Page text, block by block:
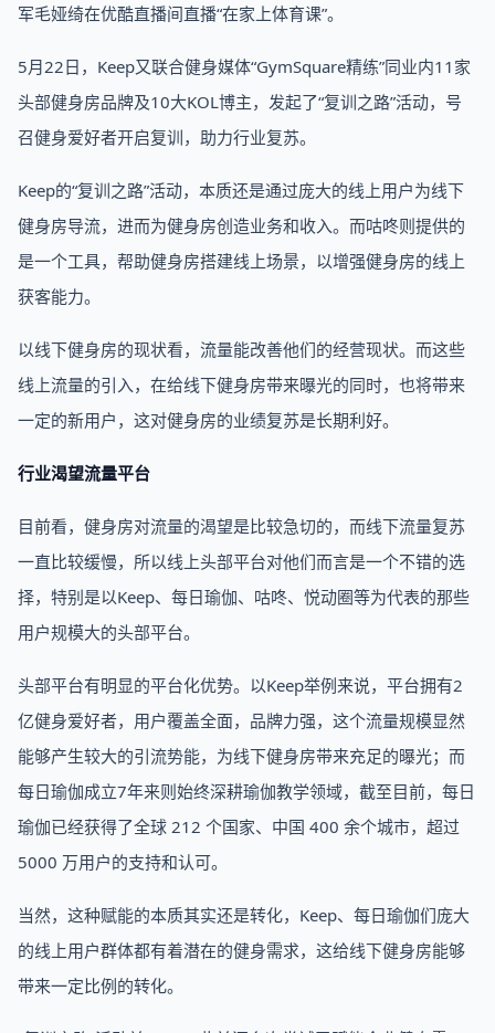
军毛娅绮在优酷直播间直播“在家上体育课”。
5月22日，Keep又联合健身媒体“GymSquare精练”同业内11家
头部健身房品牌及10大KOL博主，发起了“复训之路”活动，号
召健身爱好者开启复训，助力行业复苏。
Keep的“复训之路”活动，本质还是通过庞大的线上用户为线下
健身房导流，进而为健身房创造业务和收入。而咕咚则提供的
是一个工具，帮助健身房搭建线上场景，以增强健身房的线上
获客能力。
以线下健身房的现状看，流量能改善他们的经营现状。而这些
线上流量的引入，在给线下健身房带来曝光的同时，也将带来
一定的新用户，这对健身房的业绩复苏是长期利好。
行业渴望流量平台
目前看，健身房对流量的渴望是比较急切的，而线下流量复苏
一直比较缓慢，所以线上头部平台对他们而言是一个不错的选
择，特别是以Keep、每日瑜伽、咕咚、悦动圈等为代表的那些
用户规模大的头部平台。
头部平台有明显的平台化优势。以Keep举例来说，平台拥有2
亿健身爱好者，用户覆盖全面，品牌力强，这个流量规模显然
能够产生较大的引流势能，为线下健身房带来充足的曝光；而
每日瑜伽成立7年来则始终深耕瑜伽教学领域，截至目前，每日
瑜伽已经获得了全球 212 个国家、中国 400 余个城市，超过
5000 万用户的支持和认可。
当然，这种赋能的本质其实还是转化，Keep、每日瑜伽们庞大
的线上用户群体都有着潜在的健身需求，这给线下健身房能够
带来一定比例的转化。